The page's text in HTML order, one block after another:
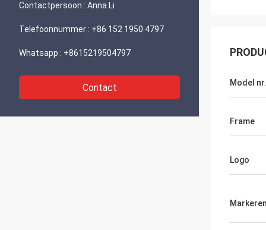
Contactpersoon : Anna Li
Telefoonnummer : +86 152 1950 4797
Whatsapp : +8615219504797
Contact Model nr.
Frame
Logo